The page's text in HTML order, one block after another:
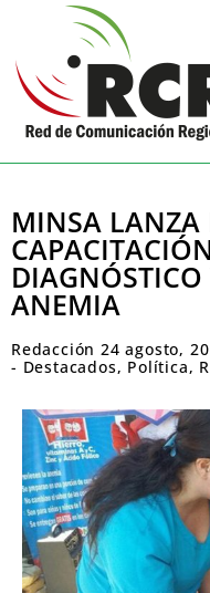
MINSA LANZA
ANEMIA
Redacción 24 agosto,
- Destacados, Política,